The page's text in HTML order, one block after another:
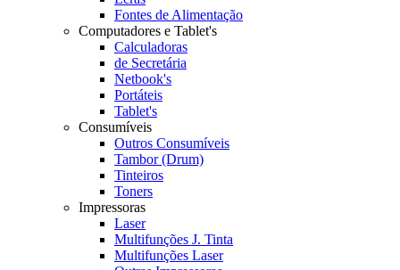
Fontes de Alimentação
Computadores e Tablet's
Calculadoras
de Secretária
Netbook's
Portáteis
Tablet's
Consumíveis
Outros Consumíveis
Tambor (Drum)
Tinteiros
Toners
Impressoras
Laser
Multifunções J. Tinta
Multifunções Laser